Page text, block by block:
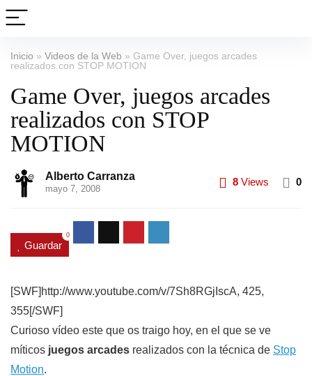
Inicio » Videos de la Web » Game Over, juegos arcades
realizados con STOP MOTION
Game Over, juegos arcades
realizados con STOP
MOTION
Alberto Carranza
mayo 7, 2008
8 Views 0
Guardar
0
[SWF]http://www.youtube.com/v/7Sh8RGjIscA, 425,
355[/SWF]
Curioso vídeo este que os traigo hoy, en el que se ve
míticos juegos arcades realizados con la técnica de Stop
Motion.